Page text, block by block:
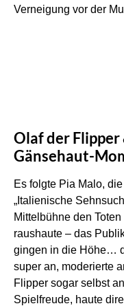
Verneigung vor der
Olaf der
Gänsehaut-
Es folgte Pia Malo,
„Italienische
Mittelbühne den
raushaute – das
gingen in die Höhe…
super an, moderierte
Flipper sogar selbst
Spielfreude, haute